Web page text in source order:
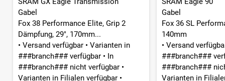
Gabel
Fox 38 Performance Elite, Grip 2
Dämpfung, 29", 170mm...
• Versand verfügbar • Varianten in
###branch### verfügbar • In
###branch### nicht verfügbar •
Varianten in Filialen verfügbar •
Gabel
Fox 36 SL
140mm
• Versand
###branch###
###branch###
Varianten in